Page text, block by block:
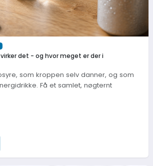
det - og hvor meget er der i
som kroppen selv danner, og som
Få et samlet, nøgternt